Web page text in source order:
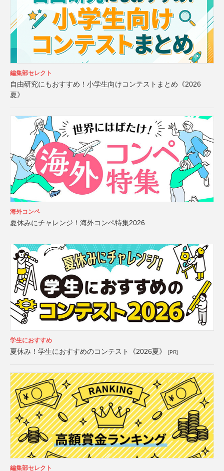
編集部セレクト
自由研究にもおすすめ！小学生向けコンテストまとめ《2026
夏》
海外コンペ
夏休みにチャレンジ！海外コンペ特集2026
学生におすすめ
夏休み！学生におすすめのコンテスト《2026夏》 [PR]
編集部セレクト